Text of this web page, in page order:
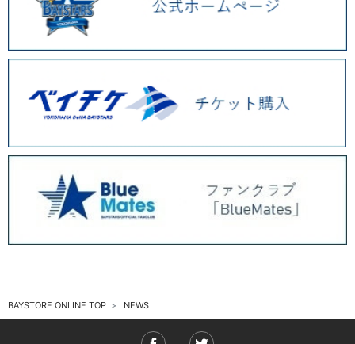
2025.10 (5)
2025.09 (5)
2025.08 (6)
2025.07 (6)
2025.05 (9)
2025.04 (9)
2025.03 (9)
2025.01 (12)
BAYSTORE ONLINE TOP NEWS